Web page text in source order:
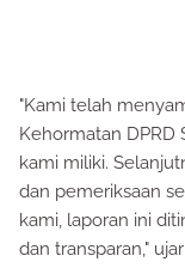
"Kami telah
Kehormatan
kami miliki.
dan pemeriksaan
kami, laporan ini
dan transparan,"